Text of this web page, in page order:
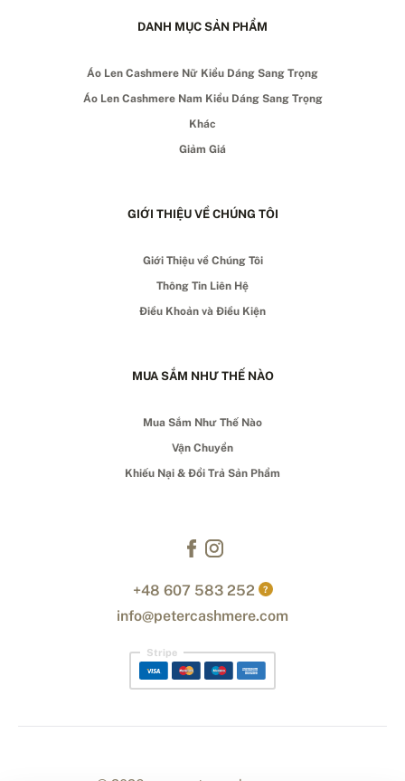
DANH MỤC SẢN PHẨM
Áo Len Cashmere Nữ Kiểu Dáng Sang Trọng
Áo Len Cashmere Nam Kiểu Dáng Sang Trọng
Khác
Giảm Giá
GIỚI THIỆU VỀ CHÚNG TÔI
Giới Thiệu về Chúng Tôi
Thông Tin Liên Hệ
Điều Khoản và Điều Kiện
MUA SẮM NHƯ THẾ NÀO
Mua Sắm Như Thế Nào
Vận Chuyển
Khiếu Nại & Đổi Trả Sản Phẩm
+48 607 583 252 ?
info@petercashmere.com
Stripe